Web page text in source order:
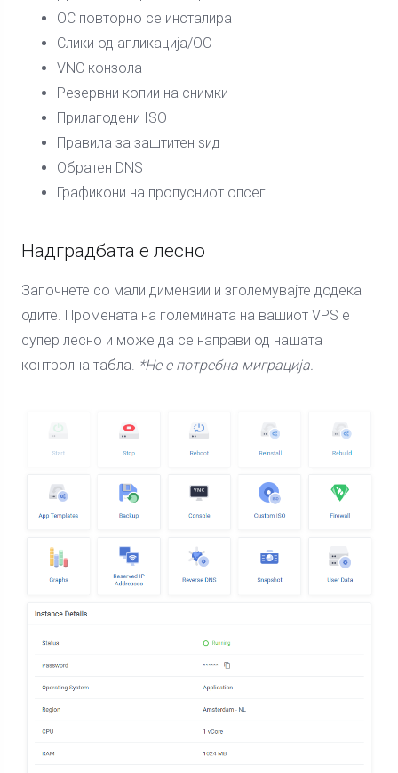
ОС повторно се инсталира
Слики од апликација/ОС
VNC конзола
Резервни копии на снимки
Прилагодени ISO
Правила за заштитен ѕид
Обратен DNS
Графикони на пропусниот опсег
Надградбата е лесно
Започнете со мали димензии и зголемувајте додека
одите. Промената на големината на вашиот VPS е
супер лесно и може да се направи од нашата
контролна табла. *Не е потребна миграција.